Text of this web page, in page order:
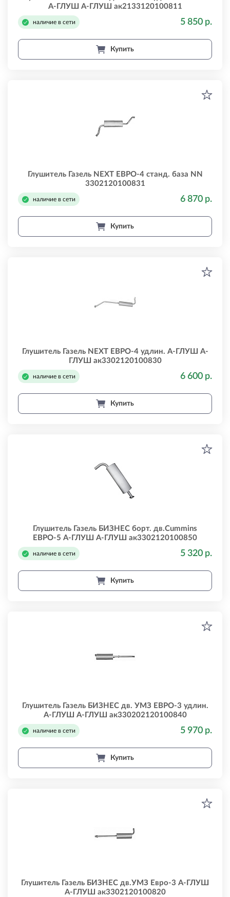
А-ГЛУШ А-ГЛУШ ак2133120100811
наличие в сети 5 850 р.
Купить
Глушитель Газель NEXT ЕВРО-4 станд. база NN
3302120100831
наличие в сети 6 870 р.
Купить
Глушитель Газель NEXT ЕВРО-4 удлин. А-ГЛУШ А-
ГЛУШ ак3302120100830
наличие в сети 6 600 р.
Купить
Глушитель Газель БИЗНЕС борт. дв.Cummins
ЕВРО-5 А-ГЛУШ А-ГЛУШ ак3302120100850
наличие в сети 5 320 р.
Купить
Глушитель Газель БИЗНЕС дв. УМЗ ЕВРО-3 удлин.
А-ГЛУШ А-ГЛУШ ак330202120100840
наличие в сети 5 970 р.
Купить
Глушитель Газель БИЗНЕС дв.УМЗ Eвро-3 А-ГЛУШ
А-ГЛУШ ак3302120100820